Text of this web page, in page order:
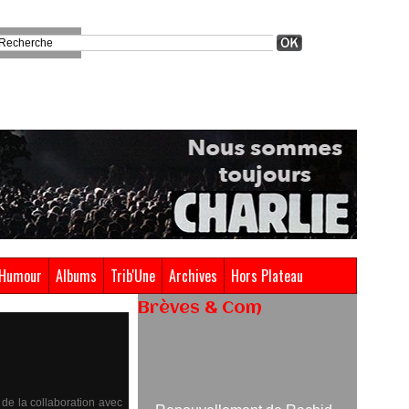
Humour Albums Trib'Une Archives Hors Plateau
la collaboration avec
Brèves & Com
05/08/2026